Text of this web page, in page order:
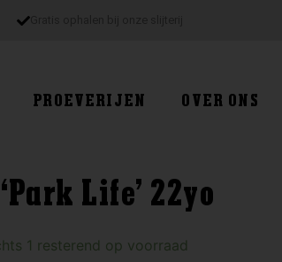
PROEVERIJEN OVER ONS
Life’ 22yo
1 resterend op voorraad